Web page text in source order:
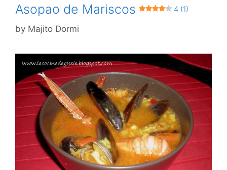
Asopao de Mariscos 4 (1)
by Majito Dormi